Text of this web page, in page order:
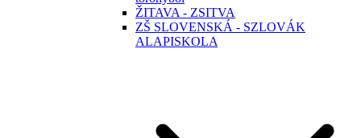
ŽITAVA - ZSITVA
ZŠ SLOVENSKÁ - SZLOVÁK
ALAPISKOLA